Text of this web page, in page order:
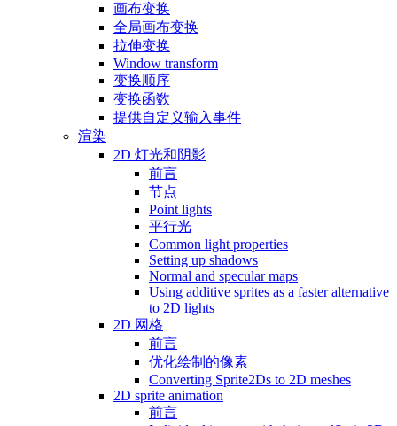
画布变换
全局画布变换
拉伸变换
Window transform
变换顺序
变换函数
提供自定义输入事件
渲染
2D 灯光和阴影
前言
节点
Point lights
平行光
Common light properties
Setting up shadows
Normal and specular maps
Using additive sprites as a faster alternative
to 2D lights
2D 网格
前言
优化绘制的像素
Converting Sprite2Ds to 2D meshes
2D sprite animation
前言